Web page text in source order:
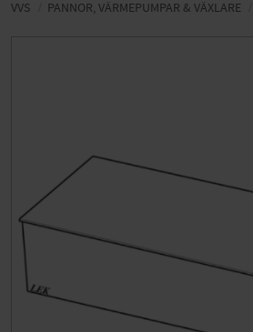
VVS PANNOR, VÄRMEPUMPAR & VÄXLARE